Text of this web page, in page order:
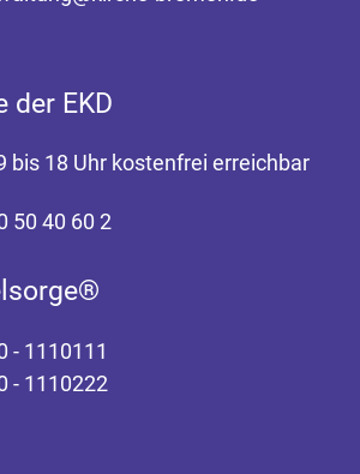
der EKD
bis 18 Uhr kostenfrei erreichbar
50 40 60 2
- 1110111
- 1110222